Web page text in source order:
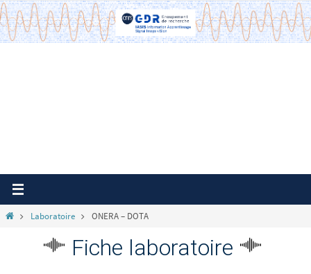
Passer
vers
le
HomeLaboratoire ONERA – DOTA
Fiche laboratoire